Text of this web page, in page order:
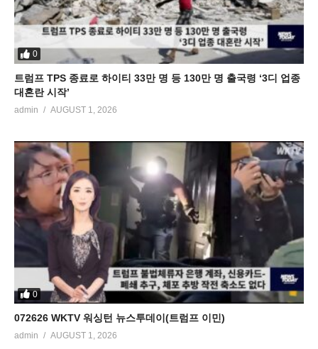
0
트럼프 TPS 종료로 하이티 33만 명 등 130만 명 출국령 ‘3디 업종
대혼란 시작’
admin AUGUST 1, 2026
0
072626 WKTV 워싱턴 뉴스투데이(트럼프 이민)
admin AUGUST 1, 2026